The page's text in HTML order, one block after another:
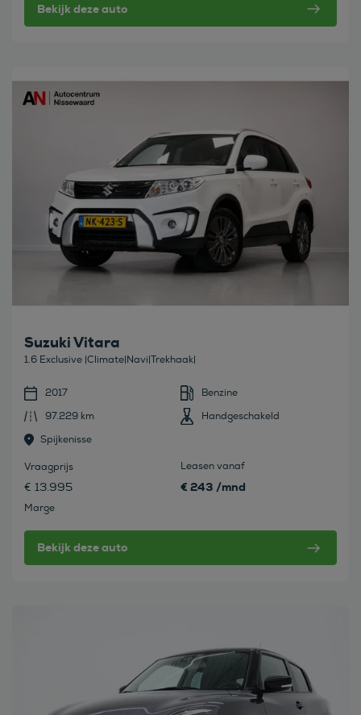
Bekijk deze auto
Bekijk deze auto
Suzuki Vitara
1.6 Exclusive |Climate|Navi|Trekhaak|
2017
Benzine
97.229 km
Handgeschakeld
Spijkenisse
Vraagprijs
€ 13.995
Marge
Leasen vanaf
€ 243 /mnd
Bekijk deze auto